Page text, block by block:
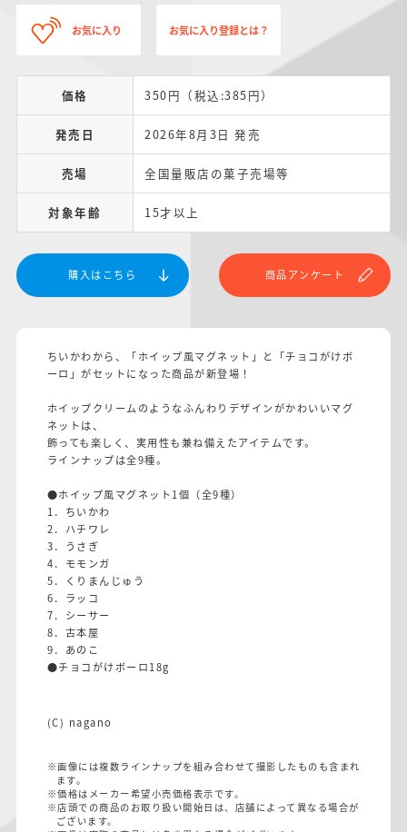
お気に入り お気に入り登録とは？
価格 350円（税込:385円）
発売日 2026年8月3日 発売
売場 全国量販店の菓子売場等
対象年齢 15才以上
購入はこちら 商品アンケート
ちいかわから、「ホイップ風マグネット」と「チョコがけボ
ーロ」がセットになった商品が新登場！
ホイップクリームのようなふんわりデザインがかわいいマグ
ネットは、
飾っても楽しく、実用性も兼ね備えたアイテムです。
ラインナップは全9種。
●ホイップ風マグネット1個（全9種）
1．ちいかわ
2．ハチワレ
3．うさぎ
4．モモンガ
5．くりまんじゅう
6．ラッコ
7．シーサー
8．古本屋
9．あのこ
●チョコがけボーロ18g
(C) nagano
※画像には複数ラインナップを組み合わせて撮影したものも含まれ
ます。
※価格はメーカー希望小売価格表示です。
※店頭での商品のお取り扱い開始日は、店舗によって異なる場合が
ございます。